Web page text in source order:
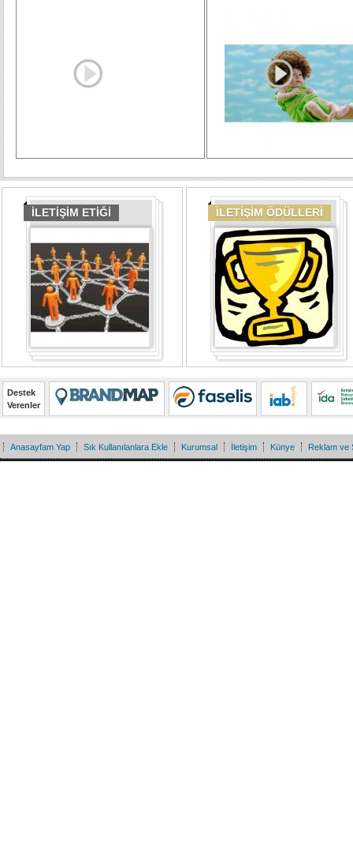
İLETİŞİM ETİĞİ İLETİŞİM ÖDÜLLERİ
Destek
Verenler
Anasayfam Yap Sık Kullanılanlara Ekle Kurumsal İletişim Künye Reklam ve